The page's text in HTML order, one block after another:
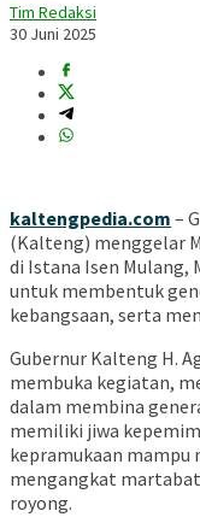
Tim Redaksi
30 Juni 2025
kaltengpedia.com –
(Kalteng) menggelar
di Istana Isen Mulang,
untuk membentuk
kebangsaan, serta
Gubernur Kalteng H.
membuka kegiatan,
dalam membina
memiliki jiwa
kepramukaan mampu
mengangkat
royong.